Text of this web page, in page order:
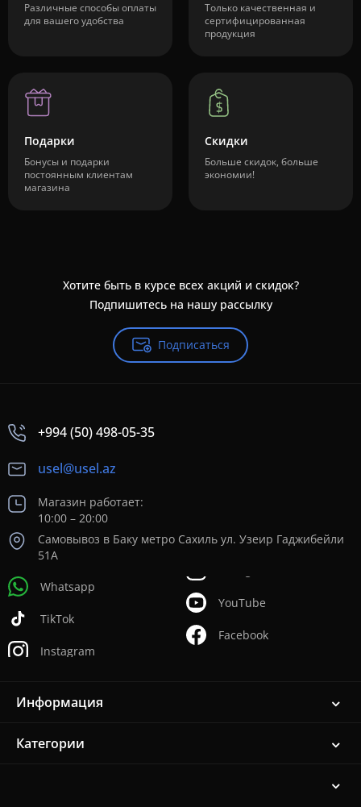
Различные способы оплаты
для вашего удобства
Только качественная и
сертифицированная
продукция
Подарки
Бонусы и подарки
постоянным клиентам
магазина
Скидки
Больше скидок, больше
экономии!
Хотите быть в курсе всех акций и скидок?
Подпишитесь на нашу рассылку
Подписаться
+994 (50) 498-05-35
usel@usel.az
Магазин работает:
10:00 – 20:00
Самовывоз в Баку метро Сахиль ул. Узеир Гаджибейли
51А
Whatsapp
TikTok
Instagram
YouTube
Facebook
Информация
Категории